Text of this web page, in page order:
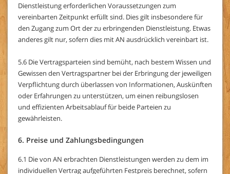
Dienstleistung erforderlichen Voraussetzungen zum
vereinbarten Zeitpunkt erfüllt sind. Dies gilt insbesondere für
den Zugang zum Ort der zu erbringenden Dienstleistung. Etwas
anderes gilt nur, sofern dies mit AN ausdrücklich vereinbart ist.
5.6 Die Vertragsparteien sind bemüht, nach bestem Wissen und
Gewissen den Vertragspartner bei der Erbringung der jeweiligen
Verpflichtung durch überlassen von Informationen, Auskünften
oder Erfahrungen zu unterstützen, um einen reibungslosen
und effizienten Arbeitsablauf für beide Parteien zu
gewährleisten.
6. Preise und Zahlungsbedingungen
6.1 Die von AN erbrachten Dienstleistungen werden zu dem im
individuellen Vertrag aufgeführten Festpreis berechnet, sofern